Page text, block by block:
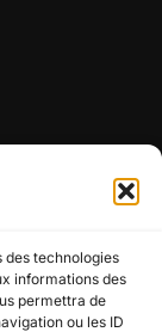
des technologies
informations des
permettra de
ou les ID